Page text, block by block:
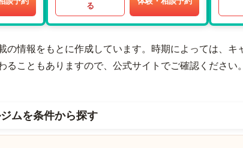
る
の情報をもとに作成しています。時期によっては、キ
ることもありますので、公式サイトでご確認ください。
ムを条件から探す